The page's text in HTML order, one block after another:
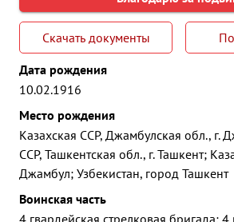
Скачать документы
Дата рождения
10.02.1916
Место рождения
Казахская ССР, Джамбулская обл., г.
ССР, Ташкентская обл., г. Ташкент;
Джамбул; Узбекистан, город Ташкент
Воинская часть
4 гвардейская стрелковая бригада;